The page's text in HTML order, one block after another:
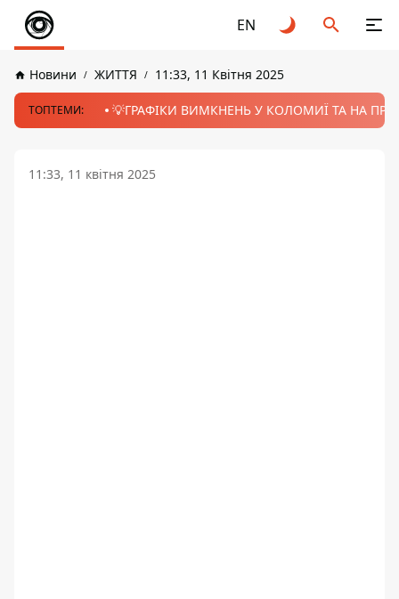
EN
Новини ЖИТТЯ 11:33, 11 Квітня 2025
ТОПТЕМИ: 💡ГРАФІКИ ВИМКНЕНЬ У КОЛОМИЇ ТА НА
11:33, 11 квітня 2025